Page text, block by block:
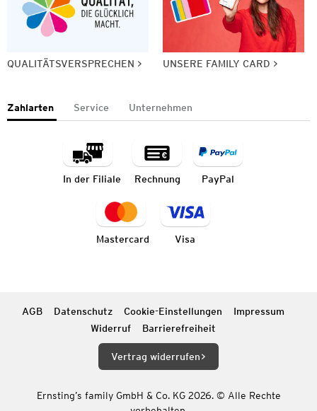
QUALITÄTSVERSPRECHEN UNSERE FAMILY CARD
Zahlarten Service Unternehmen
In der Filiale Rechnung PayPal
Mastercard Visa
AGB Datenschutz Cookie-Einstellungen
Impressum
Widerruf
Barrierefreiheit
Vertrag widerrufen
Ernsting’s family GmbH & Co. KG 2026. © Alle Rechte